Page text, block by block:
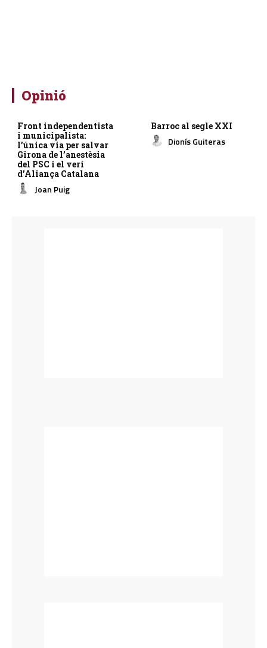
Opinió
Front independentista
i municipalista:
l’única via per salvar
Girona de l’anestèsia
del PSC i el verí
d’Aliança Catalana
Joan Puig
Barroc al segle XXI
Dionís Guiteras